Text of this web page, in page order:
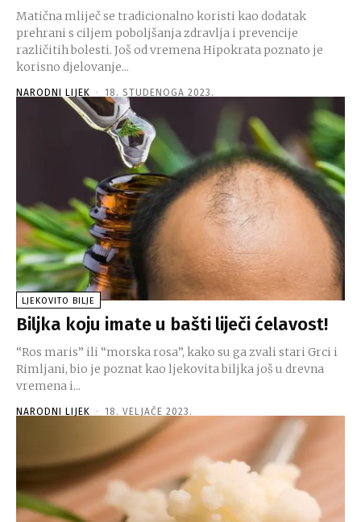
Matična mliječ se tradicionalno koristi kao dodatak
prehrani s ciljem poboljšanja zdravlja i prevencije
različitih bolesti. Još od vremena Hipokrata poznato je
korisno djelovanje...
NARODNI LIJEK - 18. STUDENOGA 2023.
LJEKOVITO BILJE
Biljka koju imate u bašti liječi ćelavost!
“Ros maris” ili “morska rosa”, kako su ga zvali stari Grci i
Rimljani, bio je poznat kao ljekovita biljka još u drevna
vremena i...
NARODNI LIJEK - 18. VELJAČE 2023.